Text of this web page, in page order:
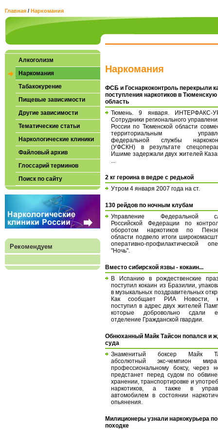
Главная / Наркомания
Алкоголизм
Наркомания
Табакокурение
Пищевые зависимости
Другие зависимости
Тематические статьи
Наркологические клиники
Файловый архив
Глоссарий терминов
Поиск по сайту
Рекомендуем
Наркомания
ФСБ и Госнаркоконтроль перекрыли
поступления наркотиков в Тюменскую
область
Тюмень. 9 января. ИНТЕРФАКС-
Сотрудники регионального
России по Тюменской области
территориальным
федеральной службы
(УФСКН) в результате
Ишиме задержали двух жителей
...
2 кг героина в ведре с редькой
Утром 4 января 2007 года на ст.
130 рейдов по ночным клубам
Управление Федеральной
Российской Федерации по
оборотом наркотиков по
области подвело итоги
оперативно-профилактической
"Ночь".
Вместо сибирской язвы - кокаин...
В Испанию в рождественские
поступил кокаин из Бразилии,
в музыкальных поздравительных
Как сообщает РИА Новости,
поступил в адрес двух жителей
которые добровольно сдали
отделение Гражданской гвардии.
Обнюханный Майк Тайсон попался и
суда
Знаменитый боксер Майк
абсолютный экс-чемпион
профессиональному боксу, через
предстанет перед судом по
хранении, транспортировке и
наркотиков, а также в
автомобилем в состоянии
опьянения.
Милиционеры узнали наркокурьера по
походке